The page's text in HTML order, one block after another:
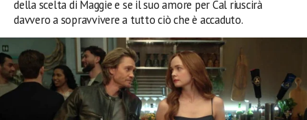
della scelta di Maggie e se il suo amore per Cal riuscirà
davvero a sopravvivere a tutto ciò che è accaduto.